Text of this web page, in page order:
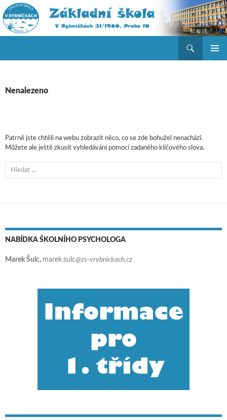
Nenalezeno
Patrně jste chtěli na webu zobrazit něco, co se zde bohužel nenachází.
Můžete ale ještě zkusit vyhledávání pomocí zadaného klíčového slova.
Vyhledávání
NABÍDKA ŠKOLNÍHO PSYCHOLOGA
Marek Šulc, marek.sulc@zs-vrybnickach.cz